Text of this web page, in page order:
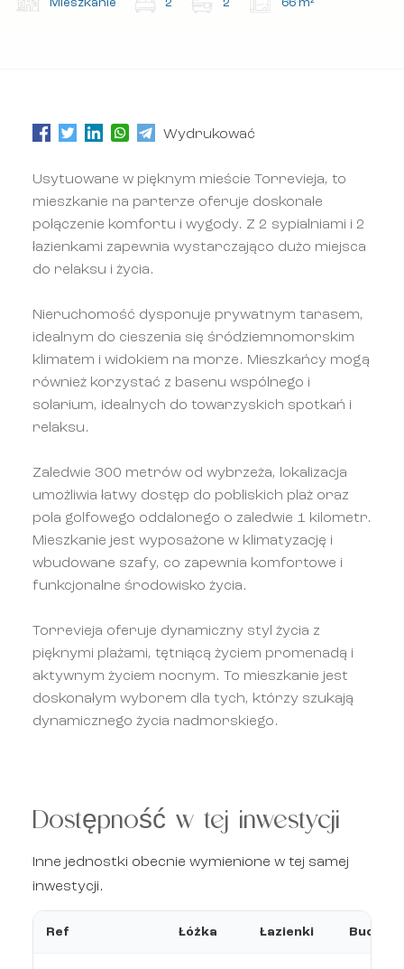
Mieszkanie 2 2 66 m²
Wydrukować
Usytuowane w pięknym mieście Torrevieja, to
mieszkanie na parterze oferuje doskonałe
połączenie komfortu i wygody. Z 2 sypialniami i 2
łazienkami zapewnia wystarczająco dużo miejsca
do relaksu i życia.
Nieruchomość dysponuje prywatnym tarasem,
idealnym do cieszenia się śródziemnomorskim
klimatem i widokiem na morze. Mieszkańcy mogą
również korzystać z basenu wspólnego i
solarium, idealnych do towarzyskich spotkań i
relaksu.
Zaledwie 300 metrów od wybrzeża, lokalizacja
umożliwia łatwy dostęp do pobliskich plaż oraz
pola golfowego oddalonego o zaledwie 1 kilometr.
Mieszkanie jest wyposażone w klimatyzację i
wbudowane szafy, co zapewnia komfortowe i
funkcjonalne środowisko życia.
Torrevieja oferuje dynamiczny styl życia z
pięknymi plażami, tętniącą życiem promenadą i
aktywnym życiem nocnym. To mieszkanie jest
doskonałym wyborem dla tych, którzy szukają
dynamicznego życia nadmorskiego.
Dostępność w tej inwestycji
Inne jednostki obecnie wymienione w tej samej
inwestycji.
Ref Łóżka Łazienki Budowa